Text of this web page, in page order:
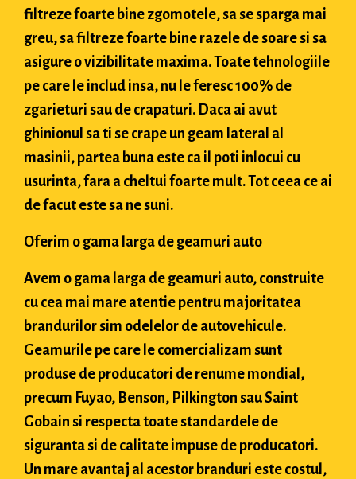
filtreze foarte bine zgomotele, sa se sparga mai
greu, sa filtreze foarte bine razele de soare si sa
asigure o vizibilitate maxima. Toate tehnologiile
pe care le includ insa, nu le feresc 100% de
zgarieturi sau de crapaturi. Daca ai avut
ghinionul sa ti se crape un geam lateral al
masinii, partea buna este ca il poti inlocui cu
usurinta, fara a cheltui foarte mult. Tot ceea ce ai
de facut este sa ne suni.
Oferim o gama larga de geamuri auto
Avem o gama larga de geamuri auto, construite
cu cea mai mare atentie pentru majoritatea
brandurilor sim odelelor de autovehicule.
Geamurile pe care le comercializam sunt
produse de producatori de renume mondial,
precum Fuyao, Benson, Pilkington sau Saint
Gobain si respecta toate standardele de
siguranta si de calitate impuse de producatori.
Un mare avantaj al acestor branduri este costul,